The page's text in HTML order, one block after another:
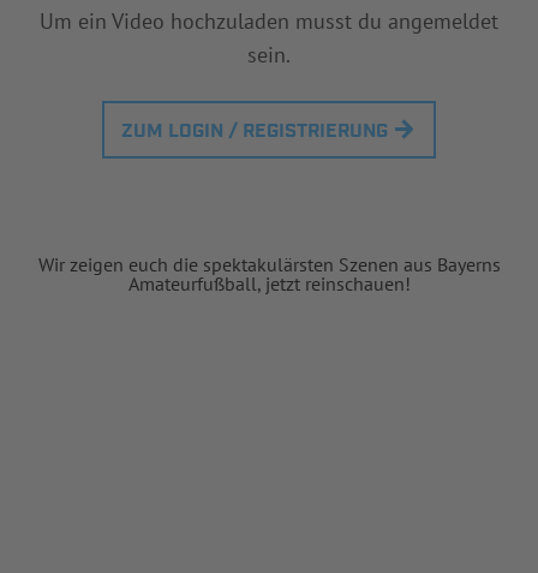
Um ein Video hochzuladen musst du angemeldet
sein.
ZUM LOGIN / REGISTRIERUNG
Wir zeigen euch die spektakulärsten Szenen aus Bayerns
Amateurfußball, jetzt reinschauen!